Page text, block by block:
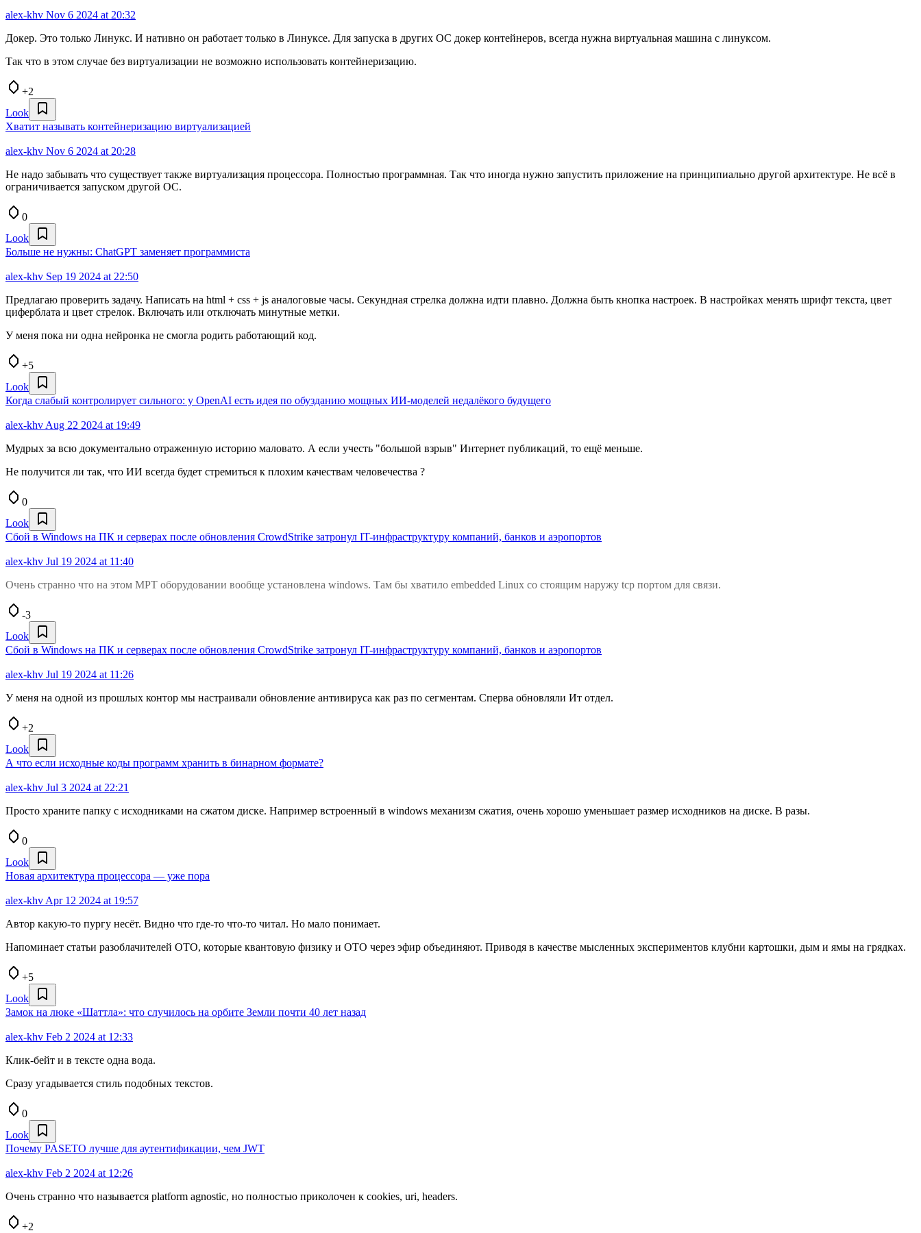
alex-khv Nov 6 2024 at 20:32
Докер. Это только Линукс. И нативно он работает только в Линуксе. Для запуска в других ОС докер контейнеров, всегда нужна виртуальная машина с линуксом.
Так что в этом случае без виртуализации не возможно использовать контейнеризацию.
+2
Look
Хватит называть контейнеризацию виртуализацией
alex-khv Nov 6 2024 at 20:28
Не надо забывать что существует также виртуализация процессора. Полностью программная. Так что иногда нужно запустить приложение на принципиально другой архитектуре. Не всё в
ограничивается запуском другой ОС.
0
Look
Больше не нужны: ChatGPT заменяет программиста
alex-khv Sep 19 2024 at 22:50
Предлагаю проверить задачу. Написать на html + css + js аналоговые часы. Секундная стрелка должна идти плавно. Должна быть кнопка настроек. В настройках менять шрифт текста, цвет
циферблата и цвет стрелок. Включать или отключать минутные метки.
У меня пока ни одна нейронка не смогла родить работающий код.
+5
Look
Когда слабый контролирует сильного: у OpenAI есть идея по обузданию мощных ИИ-моделей недалёкого будущего
alex-khv Aug 22 2024 at 19:49
Мудрых за всю документально отраженную историю маловато. А если учесть "большой взрыв" Интернет публикаций, то ещё меньше.
Не получится ли так, что ИИ всегда будет стремиться к плохим качествам человечества ?
0
Look
Сбой в Windows на ПК и серверах после обновления CrowdStrike затронул IT-инфраструктуру компаний, банков и аэропортов
alex-khv Jul 19 2024 at 11:40
Очень странно что на этом МРТ оборудовании вообще установлена windows. Там бы хватило embedded Linux со стоящим наружу tcp портом для связи.
-3
Look
Сбой в Windows на ПК и серверах после обновления CrowdStrike затронул IT-инфраструктуру компаний, банков и аэропортов
alex-khv Jul 19 2024 at 11:26
У меня на одной из прошлых контор мы настраивали обновление антивируса как раз по сегментам. Сперва обновляли Ит отдел.
+2
Look
А что если исходные коды программ хранить в бинарном формате?
alex-khv Jul 3 2024 at 22:21
Просто храните папку с исходниками на сжатом диске. Например встроенный в windows механизм сжатия, очень хорошо уменьшает размер исходников на диске. В разы.
0
Look
Новая архитектура процессора — уже пора
alex-khv Apr 12 2024 at 19:57
Автор какую-то пургу несёт. Видно что где-то что-то читал. Но мало понимает.
Напоминает статьи разоблачителей ОТО, которые квантовую физику и ОТО через эфир объединяют. Приводя в качестве мысленных экспериментов клубни картошки, дым и ямы на грядках.
+5
Look
Замок на люке «Шаттла»: что случилось на орбите Земли почти 40 лет назад
alex-khv Feb 2 2024 at 12:33
Клик-бейт и в тексте одна вода.
Сразу угадывается стиль подобных текстов.
0
Look
Почему PASETO лучше для аутентификации, чем JWT
alex-khv Feb 2 2024 at 12:26
Очень странно что называется platform agnostic, но полностью приколочен к cookies, uri, headers.
+2